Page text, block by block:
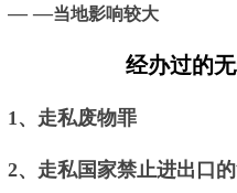
— —当地影响较大
经办过的
1、走私废物罪
2、走私国家禁止进出口